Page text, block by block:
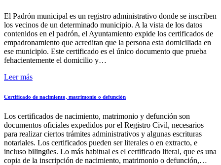
El Padrón municipal es un registro administrativo donde se inscriben
los vecinos de un determinado municipio. A la vista de los datos
contenidos en el padrón, el Ayuntamiento expide los certificados de
empadronamiento que acreditan que la persona esta domiciliada en
ese municipio. Este certificado es el único documento que prueba
fehacientemente el domicilio y…
Leer más
Certificado de nacimiento, matrimonio o defunción
Los certificados de nacimiento, matrimonio y defunción son
documentos oficiales expedidos por el Registro Civil, necesarios
para realizar ciertos trámites administrativos y algunas escrituras
notariales. Los certificados pueden ser literales o en extracto, e
incluso bilingües. Lo más habitual es el certificado literal, que es una
copia de la inscripción de nacimiento, matrimonio o defunción,…